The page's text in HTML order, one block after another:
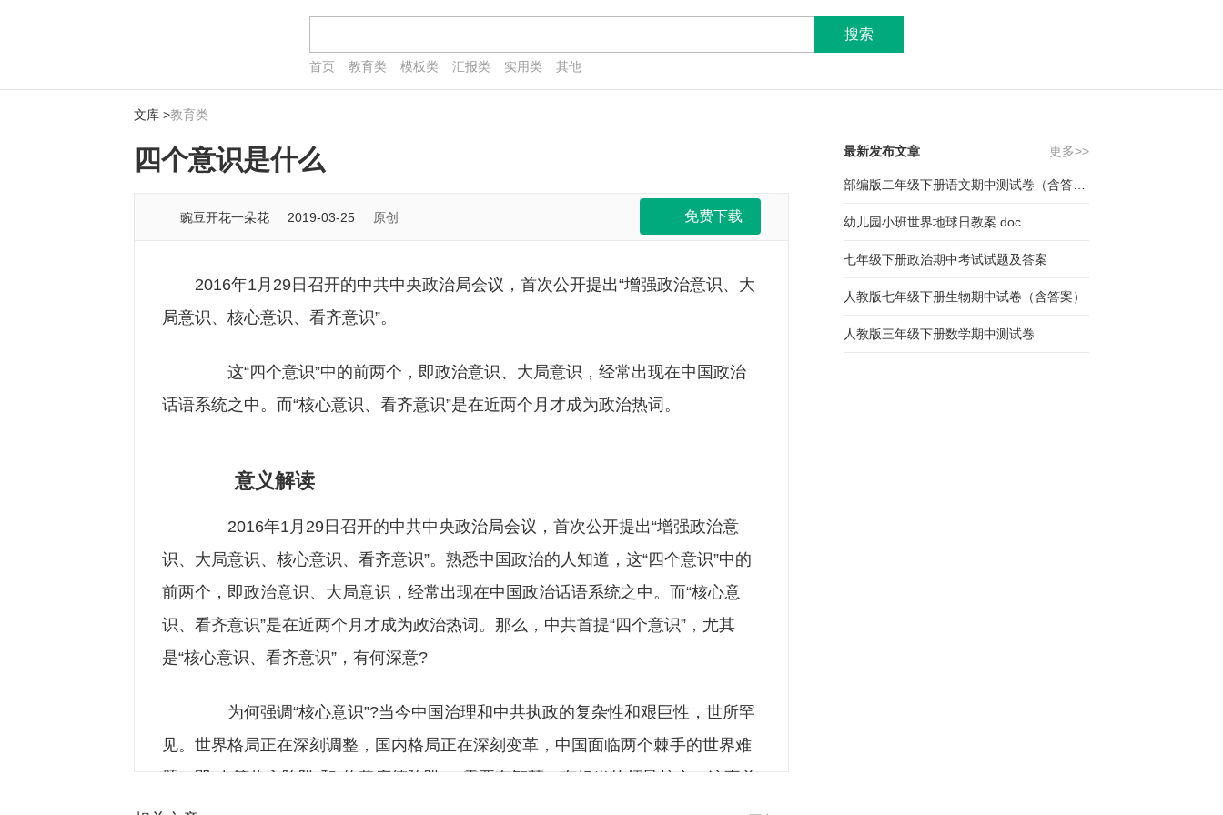
搜索
首页 教育类 模板类 汇报类 实用类 其他
文库 >教育类
四个意识是什么
豌豆开花一朵花 2019-03-25 原创 免费下载
2016年1月29日召开的中共中央政治局会议，首次公开提出“增强政治意识、大
局意识、核心意识、看齐意识”。
这“四个意识”中的前两个，即政治意识、大局意识，经常出现在中国政治
话语系统之中。而“核心意识、看齐意识”是在近两个月才成为政治热词。
意义解读
2016年1月29日召开的中共中央政治局会议，首次公开提出“增强政治意
识、大局意识、核心意识、看齐意识”。熟悉中国政治的人知道，这“四个意识”中的
前两个，即政治意识、大局意识，经常出现在中国政治话语系统之中。而“核心意
识、看齐意识”是在近两个月才成为政治热词。那么，中共首提“四个意识”，尤其
是“核心意识、看齐意识”，有何深意?
为何强调“核心意识”?当今中国治理和中共执政的复杂性和艰巨性，世所罕
见。世界格局正在深刻调整，国内格局正在深刻变革，中国面临两个棘手的世界难
题，即“中等收入陷阱”和“修昔底德陷阱”，需要有智慧、有担当的领导核心，这事关
13亿多中国人民的福祉和利益。
更多>>
最新发布文章
幼儿园小班世界地球日教案.doc
七年级下册政治期中考试试题及答案
人教版七年级下册生物期中试卷（含答案）
人教版三年级下册数学期中测试卷